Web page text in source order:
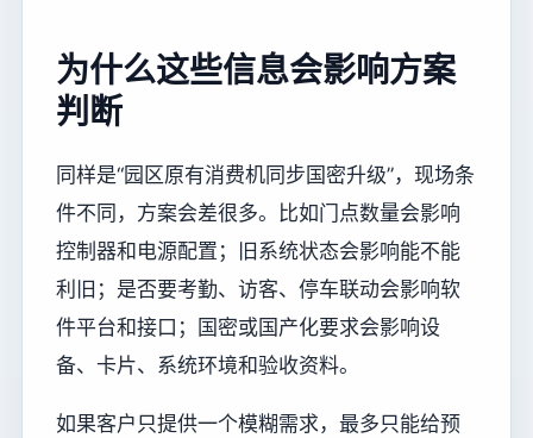
为什么这些信息会影响方案
判断
同样是“园区原有消费机同步国密升级”，现场条
件不同，方案会差很多。比如门点数量会影响
控制器和电源配置；旧系统状态会影响能不能
利旧；是否要考勤、访客、停车联动会影响软
件平台和接口；国密或国产化要求会影响设
备、卡片、系统环境和验收资料。
如果客户只提供一个模糊需求，最多只能给预